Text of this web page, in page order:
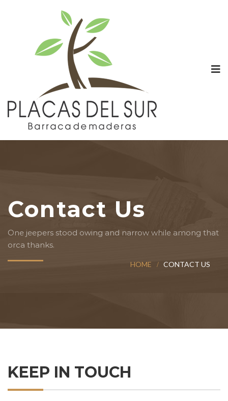
Contact Us
One jeepers stood owing and narrow while among that
orca thanks.
HOME CONTACT US
KEEP IN TOUCH